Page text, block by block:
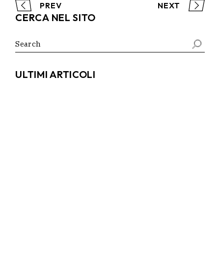
PREV NEXT
CERCA NEL SITO
Search
for:
ULTIMI ARTICOLI